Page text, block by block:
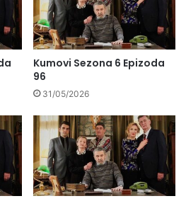
Kumovi Sezona 6 Epizoda
96
31/05/2026